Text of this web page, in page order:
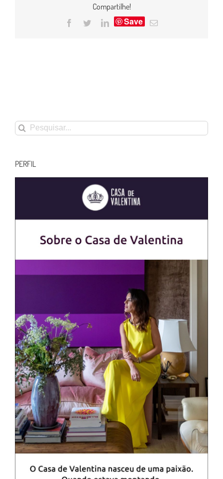
Compartilhe!
Facebook
TwitterLinkedIn
Save
E-
Buscar
resultados
PERFIL